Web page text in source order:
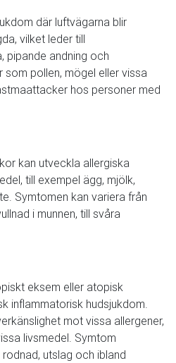
där luftvägarna blir
vilket leder till
pipande andning och
pollen, mögel eller vissa
hos personer med
kan utveckla allergiska
till exempel ägg, mjölk,
Symtomen kan variera från
i munnen, till svåra
eksem eller atopisk
inflammatorisk hudsjukdom.
mot vissa allergener,
livsmedel. Symtom
rodnad, utslag och ibland